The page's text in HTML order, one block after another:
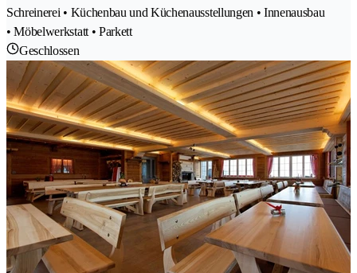
Schreinerei • Küchenbau und Küchenausstellungen • Innenausbau
• Möbelwerkstatt • Parkett
Geschlossen